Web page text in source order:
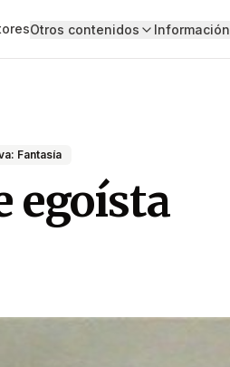
Otros contenidos Información
Fantasía
egoísta